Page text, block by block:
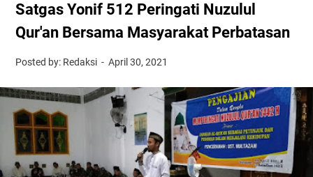
Satgas Yonif 512 Peringati Nuzulul
Qur'an Bersama Masyarakat Perbatasan
Posted by: Redaksi April 30, 2021